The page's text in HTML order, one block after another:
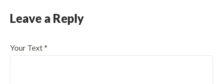
Leave a Reply
Your Text*